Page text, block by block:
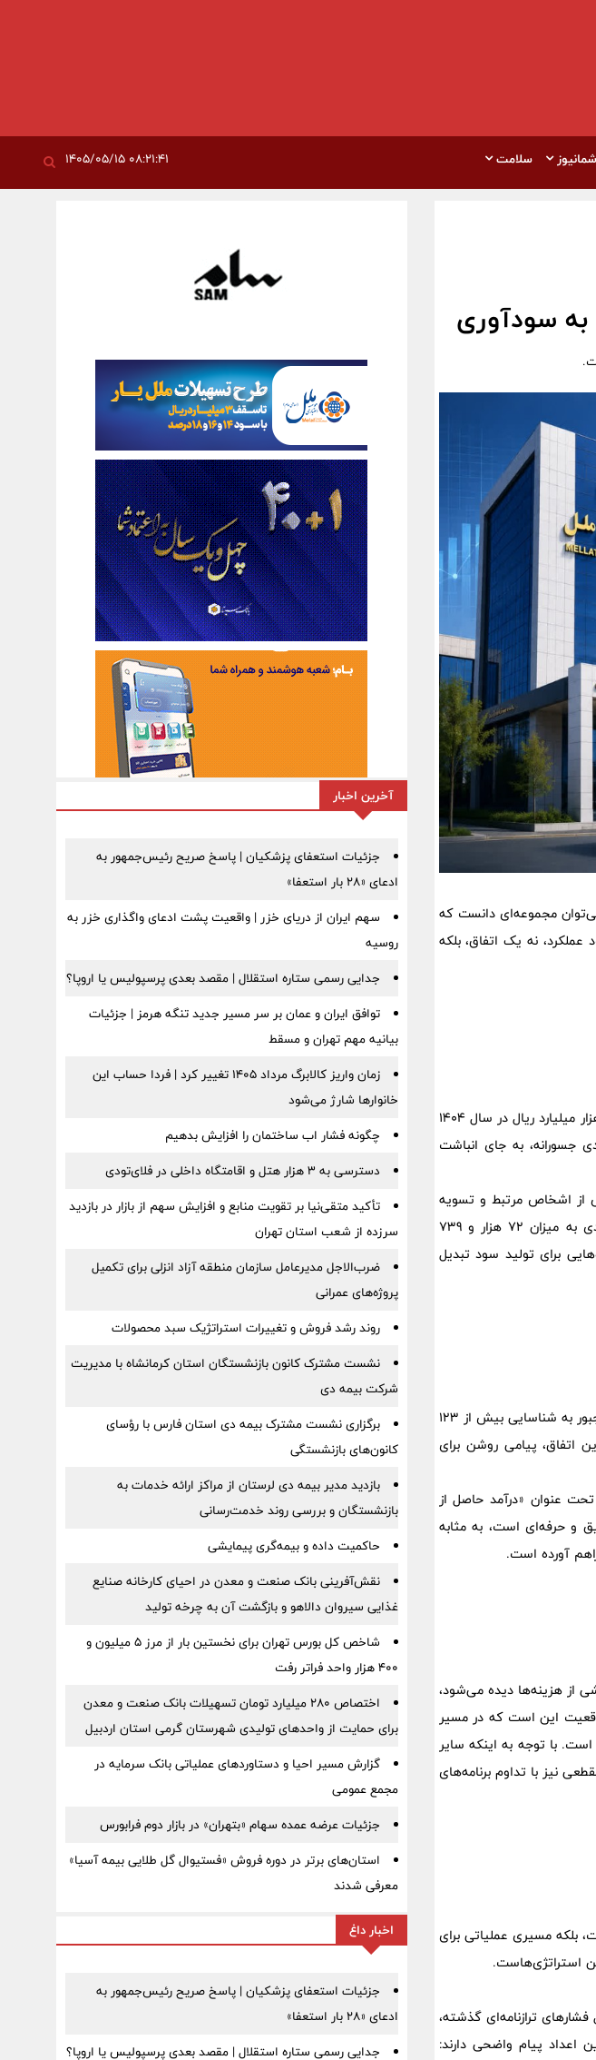
سلامت
سودآوری
را می‌توان مجموعه‌ای دانست که
نه یک اتفاق، بلکه
تحول 53 درصدی در کاهش زیان خالص (که عدد زیان را از 302 هزار میلیارد ریال در سال 1403 به 143 هزار میلیارد ریال در سال 1404
جسورانه، به جای انباشت
از اشخاص مرتبط و تسویه
تسهیلات مربوطه، ملل توانست علاوه بر پاک‌سازی ترازنامه از مطالبات فاقد «بهداشت اعتباری»، درآمدی به میزان 72 هزار و 739
برای تولید سود تبدیل
یکی از نقاط قوت کارنامه 1404، مدیریت هوشمندانه هزینه‌هاست. در حالی که سال 1403 مؤسسه ملل مجبور به شناسایی بیش از 123
بار هزینه‌ای به صفر رسید. این اتفاق، پیامی روشن برای
موفق شد مبلغ 77 هزار و 884 میلیارد ریال را تحت عنوان «درآمد حاصل از
و حرفه‌ای است، به مثابه
آورده است.
میلیارد ریال) به عنوان بخشی از هزینه‌ها دیده می‌شود،
این است که در مسیر
با توجه به اینکه سایر
نیز با تداوم برنامه‌های
و شعار نیست، بلکه مسیری عملیاتی برای
ترازنامه‌ای گذشته،
اعداد پیام واضحی دارند:
آخرین اخبار
جزئیات استعفای پزشکیان | پاسخ صریح رئیس‌جمهور به
ادعای «۲۸ بار استعفا»
سهم ایران از دریای خزر | واقعیت پشت ادعای واگذاری خزر به
روسیه
جدایی رسمی ستاره استقلال | مقصد بعدی پرسپولیس یا اروپا؟
توافق ایران و عمان بر سر مسیر جدید تنگه هرمز | جزئیات
بیانیه مهم تهران و مسقط
زمان واریز کالابرگ مرداد ۱۴۰۵ تغییر کرد | فردا حساب این
خانوارها شارژ می‌شود
چگونه فشار اب ساختمان را افزایش بدهیم
دسترسی به ۳ هزار هتل و اقامتگاه داخلی در فلای‌تودی
تأکید متقی‌نیا بر تقویت منابع و افزایش سهم از بازار در بازدید
سرزده از شعب استان تهران
ضرب‌الاجل مدیرعامل سازمان منطقه آزاد انزلی برای تكمیل
پروژه‌های عمرانی
روند رشد فروش و تغییرات استراتژیک سبد محصولات
نشست مشترک کانون بازنشستگان استان کرمانشاه با مدیریت
شرکت بیمه دی
برگزاری نشست مشترک بیمه دی استان فارس با رؤسای
کانون‌های بازنشستگی
بازدید مدیر بیمه دی لرستان از مراکز ارائه خدمات به
بازنشستگان و بررسی روند خدمت‌رسانی
حاکمیت داده و بیمه‌گری پیمایشی
نقش‌آفرینی بانک صنعت و معدن در احیای کارخانه صنایع
غذایی سیروان دالاهو و بازگشت آن به چرخه تولید
شاخص کل بورس تهران برای نخستین بار از مرز ۵ میلیون و
۴۰۰ هزار واحد فراتر رفت
اختصاص ۲۸۰ میلیارد تومان تسهیلات بانک صنعت و معدن
برای حمایت از واحدهای تولیدی شهرستان گرمی استان اردبیل
گزارش مسیر احیا و دستاوردهای عملیاتی بانک سرمایه در
مجمع عمومی
جزئیات عرضه عمده سهام «بتهران» در بازار دوم فرابورس
استان‌های برتر در دوره فروش «فستیوال گل طلایی بیمه آسیا»
معرفی شدند
اخبار داغ
جزئیات استعفای پزشکیان | پاسخ صریح رئیس‌جمهور به
ادعای «۲۸ بار استعفا»
جدایی رسمی ستاره استقلال | مقصد بعدی پرسپولیس یا اروپا؟